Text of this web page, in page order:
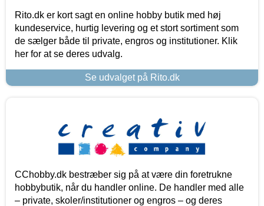
Rito.dk er kort sagt en online hobby butik med høj
kundeservice, hurtig levering og et stort sortiment som
de sælger både til private, engros og institutioner. Klik
her for at se deres udvalg.
Se udvalget på Rito.dk
CChobby.dk bestræber sig på at være din foretrukne
hobbybutik, når du handler online. De handler med alle
– private, skoler/institutioner og engros – og deres